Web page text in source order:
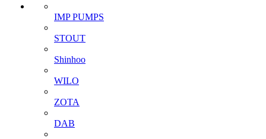
IMP PUMPS
STOUT
Shinhoo
WILO
ZOTA
DAB